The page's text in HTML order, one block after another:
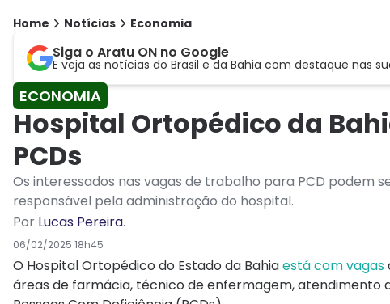
Home Notícias Economia
Siga o Aratu ON no Google
E veja as notícias do Brasil e da Bahia com destaque nas
ECONOMIA
Hospital Ortopédico da
PCDs
Os interessados nas vagas de trabalho para PCD podem
responsável pela administração do hospital.
Por Lucas Pereira.
06/02/2025 18h45
O Hospital Ortopédico do Estado da Bahiaestá com vagas
áreas de farmácia, técnico de enfermagem,